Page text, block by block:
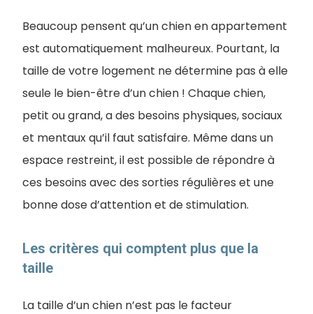
Beaucoup pensent qu’un chien en appartement
est automatiquement malheureux. Pourtant, la
taille de votre logement ne détermine pas à elle
seule le bien-être d’un chien ! Chaque chien,
petit ou grand, a des besoins physiques, sociaux
et mentaux qu’il faut satisfaire. Même dans un
espace restreint, il est possible de répondre à
ces besoins avec des sorties régulières et une
bonne dose d’attention et de stimulation.
Les critères qui comptent plus que la
taille
La taille d’un chien n’est pas le facteur